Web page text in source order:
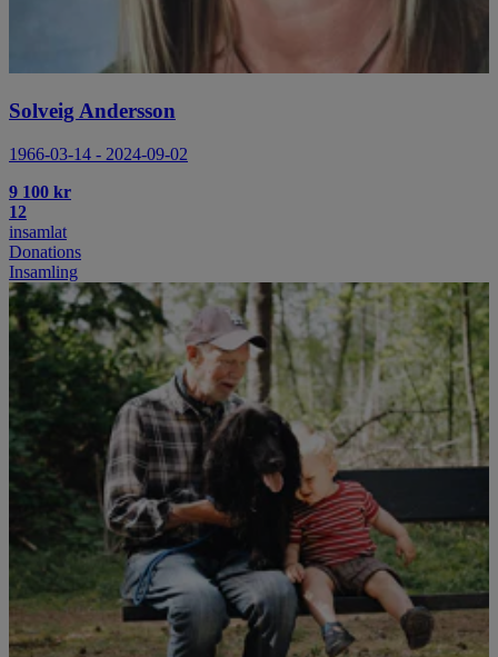
Solveig Andersson
1966-03-14 - 2024-09-02
9 100 kr
12
insamlat
Donations
Insamling